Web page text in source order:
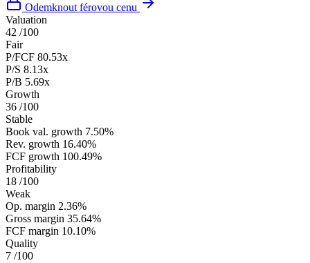
Odemknout férovou cenu
Valuation
42 /100
Fair
P/FCF 80.53x
P/S 8.13x
P/B 5.69x
Growth
36 /100
Stable
Book val. growth 7.50%
Rev. growth 16.40%
FCF growth 100.49%
Profitability
18 /100
Weak
Op. margin 2.36%
Gross margin 35.64%
FCF margin 10.10%
Quality
7 /100